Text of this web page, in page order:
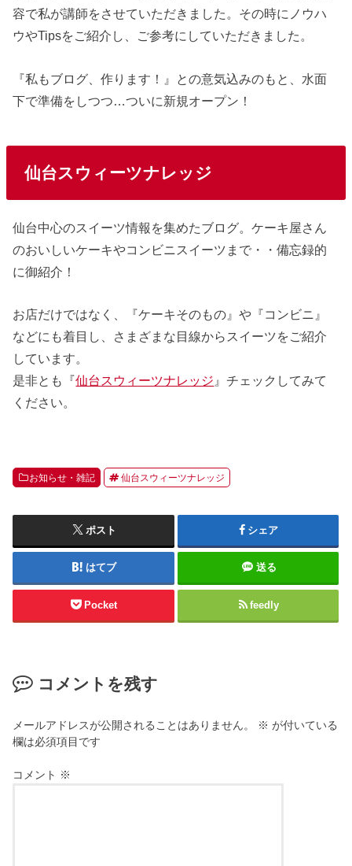
容で私が講師をさせていただきました。その時にノウハ
ウやTipsをご紹介し、ご参考にしていただきました。
『私もブログ、作ります！』との意気込みのもと、水面
下で準備をしつつ…ついに新規オープン！
仙台スウィーツナレッジ
仙台中心のスイーツ情報を集めたブログ。ケーキ屋さん
のおいしいケーキやコンビニスイーツまで・・備忘録的
に御紹介！
お店だけではなく、『ケーキそのもの』や『コンビニ』
などにも着目し、さまざまな目線からスイーツをご紹介
しています。
是非とも『仙台スウィーツナレッジ 』チェックしてみて
ください。
お知らせ・雑記 仙台スウィーツナレッジ
ポスト シェア
はてブ 送る
Pocket feedly
コメントを残す
メールアドレスが公開されることはありません。 ※ が付いている
欄は必須項目です
コメント ※